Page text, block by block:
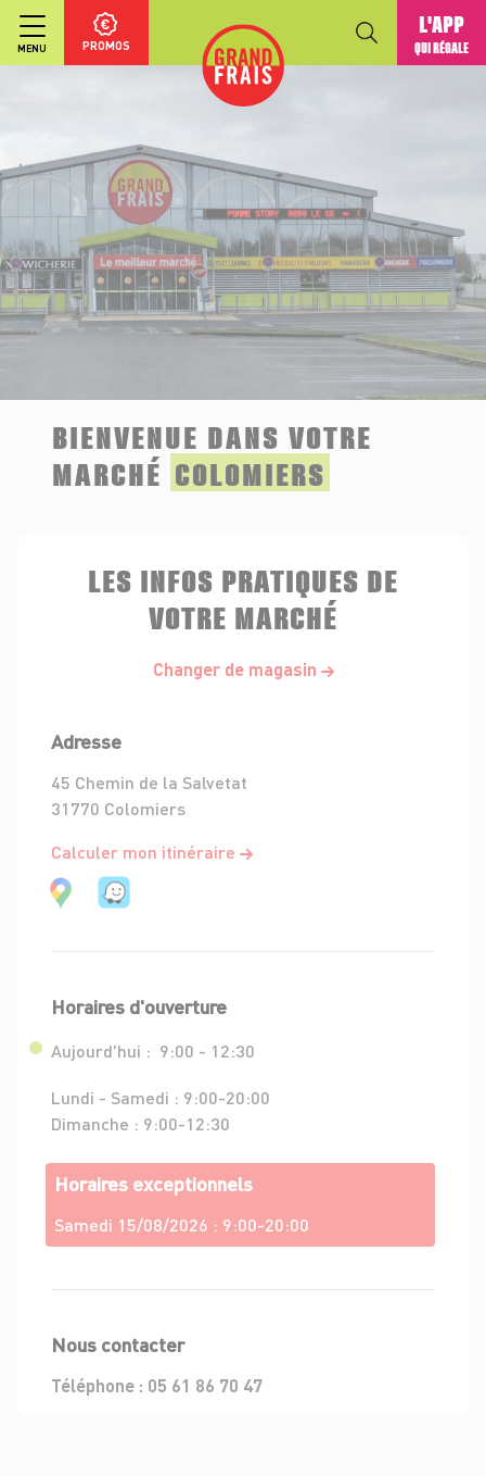
MENU PROMOS
L'APP
QUI RÉGALE
BIENVENUE DANS VOTRE
MARCHÉ COLOMIERS
LES INFOS PRATIQUES DE
VOTRE MARCHÉ
Changer de magasin
Adresse
45 Chemin de la Salvetat
31770 Colomiers
Calculer mon itinéraire
Horaires d'ouverture
Aujourd'hui : 9:00 - 12:30
Lundi - Samedi : 9:00-20:00
Dimanche : 9:00-12:30
Horaires exceptionnels
Samedi 15/08/2026 : 9:00-20:00
Nous contacter
Téléphone : 05 61 86 70 47